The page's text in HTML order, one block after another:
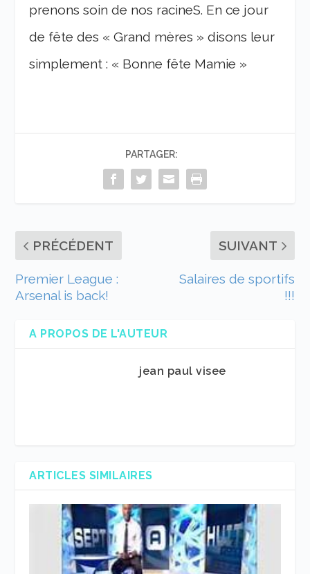
prenons soin de nos racineS. En ce jour
de fête des « Grand mères » disons leur
simplement : « Bonne fête Mamie »
PARTAGER:
PRÉCÉDENT
Premier League :
Arsenal is back!
SUIVANT
Salaires de sportifs
!!!
A PROPOS DE L'AUTEUR
jean paul visee
ARTICLES SIMILAIRES